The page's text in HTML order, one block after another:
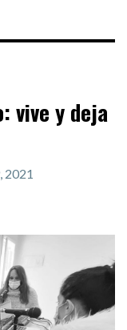
vive y deja
2021